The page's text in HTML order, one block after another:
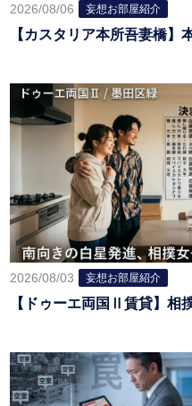
2026/08/06 妄想お部屋紹介
【カスタリア本所吾妻橋
2026/08/03 妄想お部屋紹介
【ドゥーエ両国Ⅱ賃貸】